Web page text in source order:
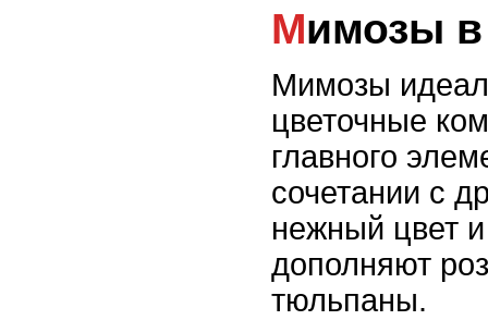
Мимозы
Мимозы
цветочные
главного
сочетании с
нежный цвет
дополняют
тюльпаны.